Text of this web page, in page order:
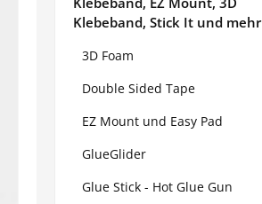
Klebeband, Stick It und mehr
3D Foam
Double Sided Tape
EZ Mount und Easy Pad
GlueGlider
Glue Stick - Hot Glue Gun